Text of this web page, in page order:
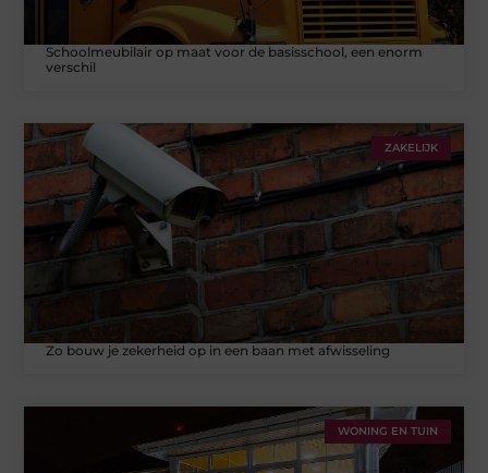
Schoolmeubilair op maat voor de basisschool, een enorm
verschil
ZAKELIJK
Zo bouw je zekerheid op in een baan met afwisseling
WONING EN TUIN